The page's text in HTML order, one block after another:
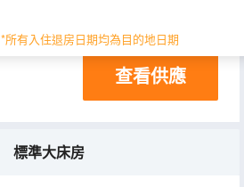
*所有入住退房日期均為目的地日期
8㎡ 2-3層 電視機
查看供應
標準大床房